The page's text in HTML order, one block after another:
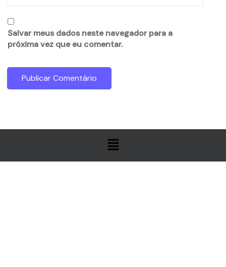
Salvar meus dados neste navegador para a
próxima vez que eu comentar.